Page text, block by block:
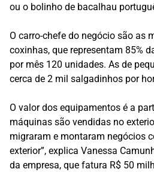
ou o bolinho de bacalhau
O carro-chefe do negócio são as
coxinhas, que representam 85%
por mês 120 unidades. As de
cerca de 2 mil salgadinhos por
O valor dos equipamentos é a
máquinas são vendidas no
migraram e montaram negócios
exterior”, explica Vanessa
da empresa, que fatura R$ 50